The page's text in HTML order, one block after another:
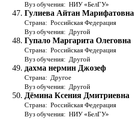
Вуз обучения: НИУ «БелГУ»
Гулиева Айтан Марифатовна
Страна: Российская Федерация
Вуз обучения: Другой
Гупало Маргарита Олеговна
Страна: Российская Федерация
Вуз обучения: Другой
дахма нермин Джозеф
Страна: Другое
Вуз обучения: Другой
Дёмина Ксения Дмитриевна
Страна: Российская Федерация
Вуз обучения: НИУ «БелГУ»